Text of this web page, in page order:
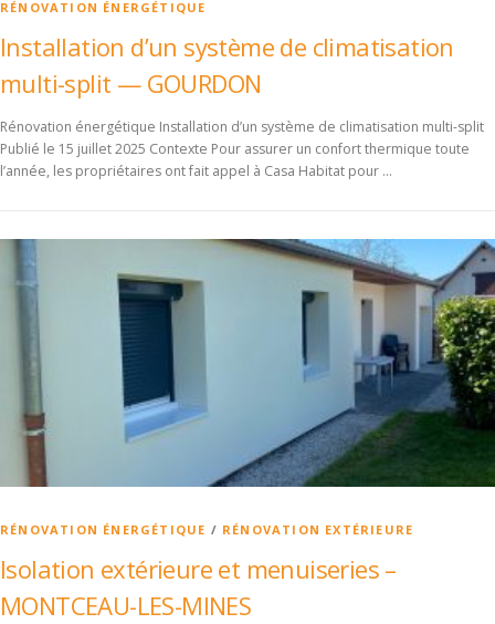
RÉNOVATION ÉNERGÉTIQUE
Installation d’un système de climatisation
multi-split — GOURDON
Rénovation énergétique Installation d’un système de climatisation multi-split
Publié le 15 juillet 2025 Contexte Pour assurer un confort thermique toute
l’année, les propriétaires ont fait appel à Casa Habitat pour …
RÉNOVATION ÉNERGÉTIQUE / RÉNOVATION EXTÉRIEURE
Isolation extérieure et menuiseries –
MONTCEAU-LES-MINES